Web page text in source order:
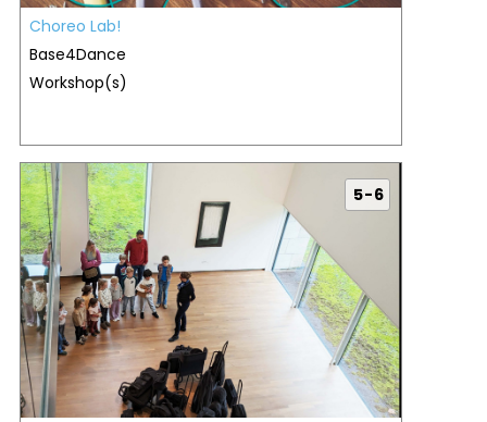
Choreo Lab!
Base4Dance
Workshop(s)
5 - 6